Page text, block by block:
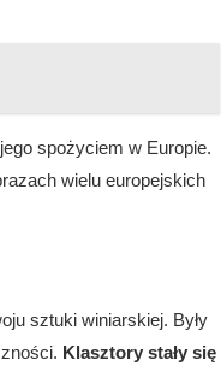
spożyciem w Europie.
wielu europejskich
sztuki winiarskiej. Były
Klasztory stały się